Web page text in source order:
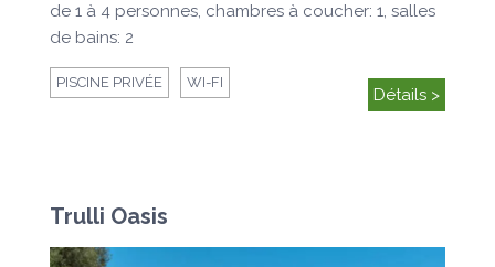
de 1 à 4 personnes, chambres à coucher: 1, salles
de bains: 2
PISCINE PRIVÉE WI-FI
Détails >
Trulli Oasis